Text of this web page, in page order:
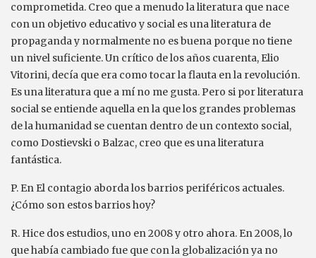
comprometida. Creo que a menudo la literatura que nace
con un objetivo educativo y social es una literatura de
propaganda y normalmente no es buena porque no tiene
un nivel suficiente. Un crítico de los años cuarenta, Elio
Vitorini, decía que era como tocar la flauta en la revolución.
Es una literatura que a mí no me gusta. Pero si por literatura
social se entiende aquella en la que los grandes problemas
de la humanidad se cuentan dentro de un contexto social,
como Dostievski o Balzac, creo que es una literatura
fantástica.
P. En El contagio aborda los barrios periféricos actuales.
¿Cómo son estos barrios hoy?
R. Hice dos estudios, uno en 2008 y otro ahora. En 2008, lo
que había cambiado fue que con la globalización ya no